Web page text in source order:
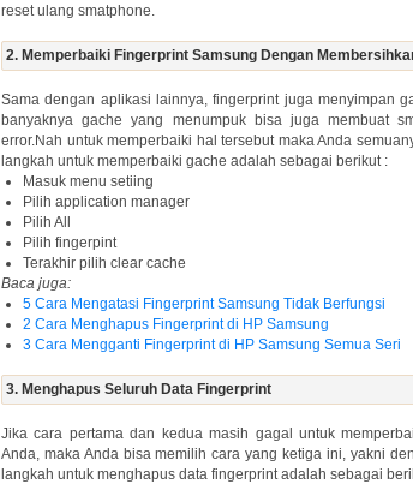
reset ulang smatphone.
2. Memperbaiki Fingerprint Samsung Dengan
Sama dengan aplikasi lainnya, fingerprint juga menyimpan
banyaknya gache yang menumpuk bisa juga membuat
error.Nah untuk memperbaiki hal tersebut maka Anda
langkah untuk memperbaiki gache adalah sebagai berikut :
Masuk menu setiing
Pilih application manager
Pilih All
Pilih fingerpint
Terakhir pilih clear cache
Baca juga:
5 Cara Mengatasi Fingerprint Samsung Tidak Berfungsi
2 Cara Menghapus Fingerprint di HP Samsung
3 Cara Mengganti Fingerprint di HP Samsung Semua Seri
3. Menghapus Seluruh Data Fingerprint
Jika cara pertama dan kedua masih gagal untuk
Anda, maka Anda bisa memilih cara yang ketiga ini, yakni
langkah untuk menghapus data fingerprint adalah sebagai